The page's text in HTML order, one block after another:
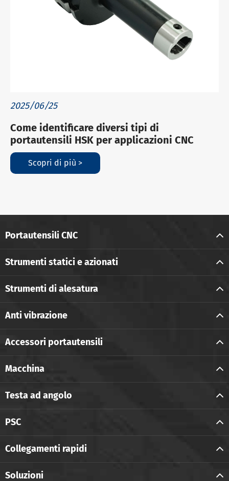
2025/06/25
Come identificare diversi tipi di
portautensili HSK per applicazioni CNC
Scopri di più >
Portautensili CNC
Strumenti statici e azionati
Strumenti di alesatura
Anti vibrazione
Accessori portautensili
Macchina
Testa ad angolo
PSC
Collegamenti rapidi
Soluzioni